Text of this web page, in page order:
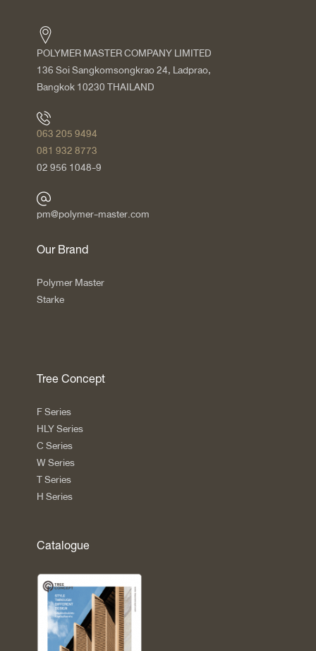
POLYMER MASTER COMPANY LIMITED
136 Soi Sangkomsongkrao 24, Ladprao,
Bangkok 10230 THAILAND
063 205 9494
081 932 8773
02 956 1048-9
pm@polymer-master.com
Our Brand
Polymer Master
Starke
Tree Concept
F Series
HLY Series
C Series
W Series
T Series
H Series
Catalogue